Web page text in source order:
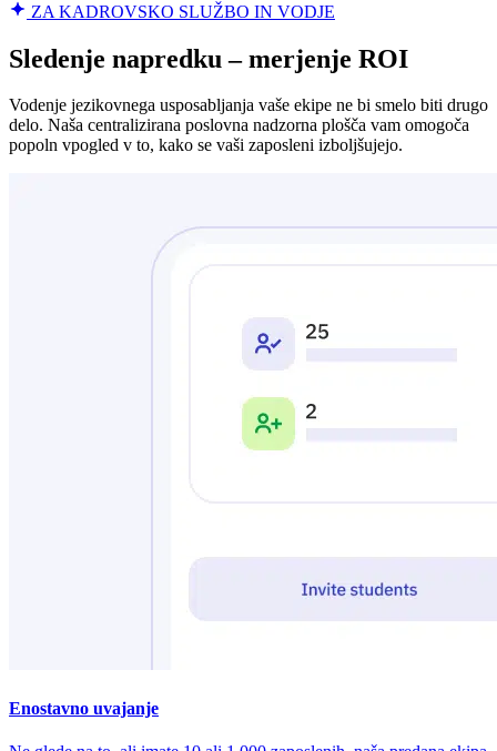
ZA KADROVSKO SLUŽBO IN VODJE
Sledenje napredku – merjenje ROI
Vodenje jezikovnega usposabljanja vaše ekipe ne bi smelo biti drugo
delo. Naša centralizirana poslovna nadzorna plošča vam omogoča
popoln vpogled v to, kako se vaši zaposleni izboljšujejo.
Enostavno uvajanje